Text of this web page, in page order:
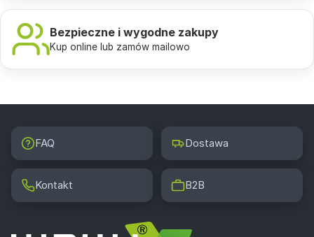
Bezpieczne i wygodne zakupy
Kup online lub zamów mailowo
FAQ Dostawa
Kontakt B2B